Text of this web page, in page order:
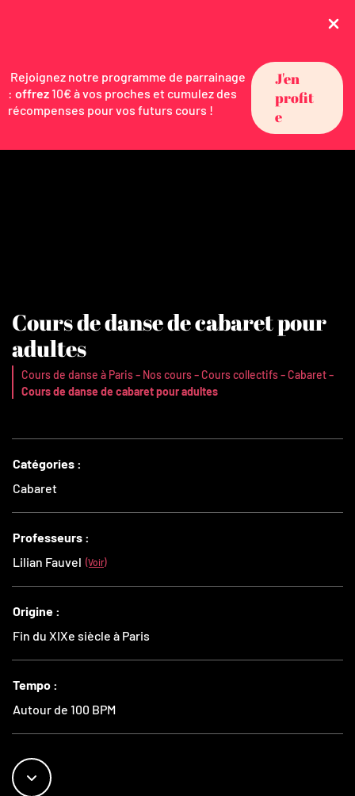
Rejoignez notre programme de parrainage
: offrez10€ à vos proches et cumulez des
récompenses pour vos futurs cours !
J'en
profit
e
Cours de danse de cabaret pour
adultes
Cours de danse à Paris- Nos cours-Cours collectifs-Cabaret-
Cours de danse de cabaret pour adultes
Catégories :
Cabaret
Professeurs :
Lilian Fauvel (Voir)
Origine :
Fin du XIXe siècle à Paris
Tempo :
Autour de 100 BPM